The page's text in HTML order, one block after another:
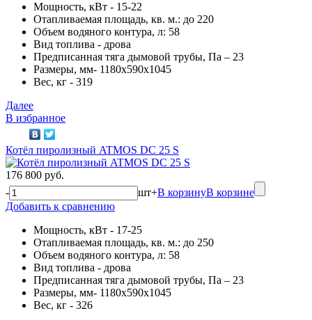
Мощность, кВт - 15-22
Отапливаемая площадь, кв. м.: до 220
Объем водяного контура, л: 58
Вид топлива - дрова
Предписанная тяга дымовой трубы, Па – 23
Размеры, мм- 1180х590х1045
Вес, кг - 319
Далее
В избранное
Котёл пиролизный ATMOS DC 25 S
176 800 руб.
-
шт+В корзинуВ корзине
Добавить к сравнению
Мощность, кВт - 17-25
Отапливаемая площадь, кв. м.: до 250
Объем водяного контура, л: 58
Вид топлива - дрова
Предписанная тяга дымовой трубы, Па – 23
Размеры, мм- 1180х590х1045
Вес, кг - 326